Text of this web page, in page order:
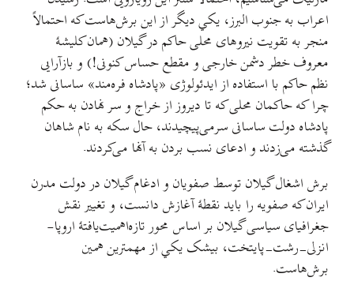
اعراب به جنوب البرز، یکي دیگر از این برش‌هاست که احتمالاً
منجر به تقویت نیروهای محلی حاکم در گیلان (همان کلیشهٔ
معروف خطر دشمن خارجی و مقطع حساس کنونی!) و بازآرایی
نظم حاکم با استفاده از ایدئولوژی «پادشاه فره‌مند»‌ ساسانی شد؛
چرا که حاکمان محلی که تا دیروز از خراج و سر نهادن به حکم
پادشاه دولت ساسانی سرمی‌پیچیدند، حال سکه به نام شاهان
گذشته می‌زدند و ادعای نسب بردن به آنها می‌کردند.
برش اشغال گیلان توسط صفویان و ادغام گیلان در دولت مدرن
ایران که صفویه را باید نقطهٔ آغازش دانست، و تغییر نقش
جغرافیای ‌سیاسی گیلان بر اساس محور تازه‌اهمیت‌یافتهٔ اروپا-
انزلی-رشت-پایتخت، بیشک یکي از مهمترین همین
برش‌هاست.